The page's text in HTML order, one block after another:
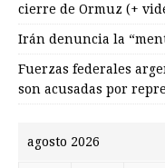
cierre de Ormuz (+
Irán denuncia la
Fuerzas federales
son acusadas por
agosto 2026